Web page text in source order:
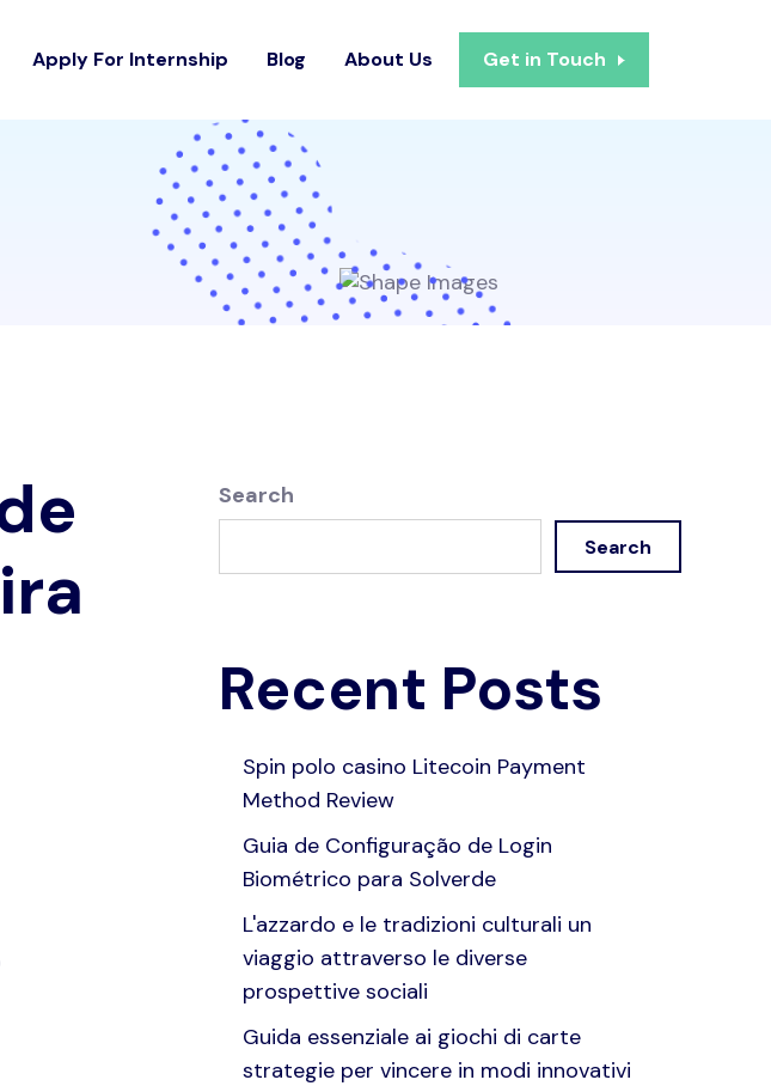
Apply For Internship Blog About Us Get in Touch
Search
Search
Recent Posts
Spin polo casino Litecoin Payment
Method Review
Guia de Configuração de Login
Biométrico para Solverde
L'azzardo e le tradizioni culturali un
viaggio attraverso le diverse
prospettive sociali
Guida essenziale ai giochi di carte
strategie per vincere in modi innovativi